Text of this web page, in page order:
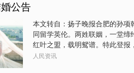
“你想听的话”的时候，请你保
跟天王星出现了互动，本周我
天王星代表着出其不意，突发
然，这也代表
公告
本文转自：扬子晚报合肥的孙
同留学英伦。两姓联姻，一堂
红叶之盟，载明鸳谱。特此登
人民资讯